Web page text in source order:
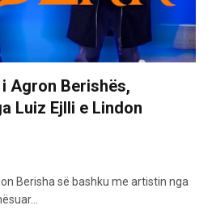
Agron Berishës,
Luiz Ejlli e Lindon
Berisha së bashku me artistin nga